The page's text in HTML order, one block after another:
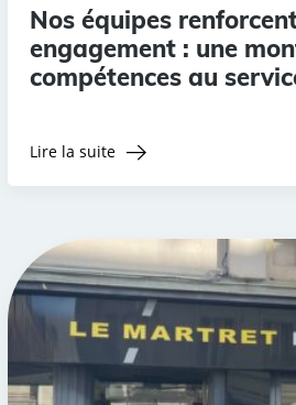
Nos équipes
engagement : une
compétences au
Lire la suite